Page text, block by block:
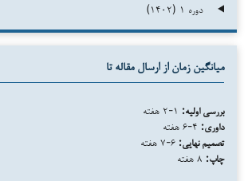
دوره ۱ (۱۴۰۲)
میانگین زمان از ارسال مقاله تا
بررسی اولیه:
داوری:
تصمیم نهایی:
چاپ: